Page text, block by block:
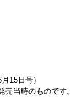
15日号）
当時のものです。